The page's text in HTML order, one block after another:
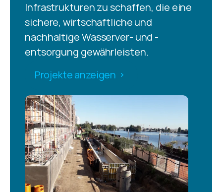
Infrastrukturen zu schaffen, die eine
sichere, wirtschaftliche und
nachhaltige Wasserver- und -
entsorgung gewährleisten.
Projekte anzeigen